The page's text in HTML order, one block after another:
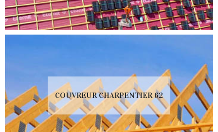
COUVREUR CHARPENTIER 62